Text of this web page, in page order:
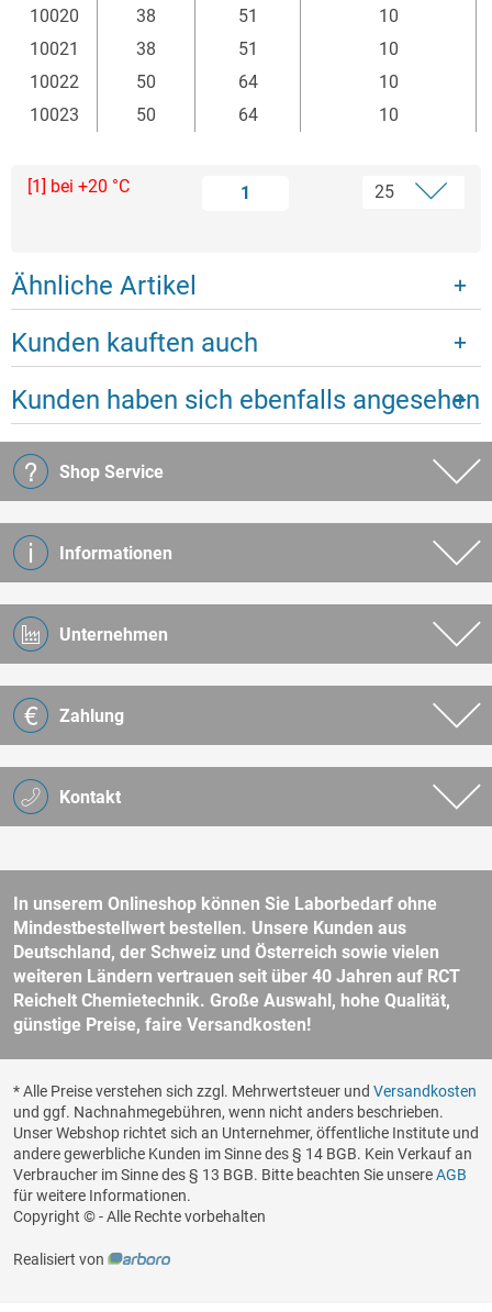
10020
38 51
10
10021
38 51
10
10022
50 64
10
10023
50 64 10
1
[1] bei +20 °C
Ähnliche Artikel
Kunden kauften auch
Kunden haben sich ebenfalls angesehen
Kontakt
Shop Service
Informationen
Unternehmen
Zahlung
In unserem Onlineshop können Sie Laborbedarf ohne
Mindestbestellwert bestellen. Unsere Kunden aus
Deutschland, der Schweiz und Österreich sowie vielen
weiteren Ländern vertrauen seit über 40 Jahren auf RCT
Reichelt Chemietechnik. Große Auswahl, hohe Qualität,
günstige Preise, faire Versandkosten!
* Alle Preise verstehen sich zzgl. Mehrwertsteuer und Versandkosten
und ggf. Nachnahmegebühren, wenn nicht anders beschrieben.
Unser Webshop richtet sich an Unternehmer, öffentliche Institute und
andere gewerbliche Kunden im Sinne des § 14 BGB. Kein Verkauf an
Verbraucher im Sinne des § 13 BGB. Bitte beachten Sie unsereAGB
für weitere Informationen.
Copyright © - Alle Rechte vorbehalten
Realisiert von